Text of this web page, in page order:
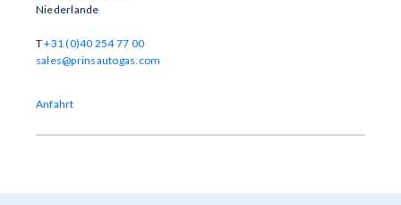
Niederlande
T+31 (0)40 254 77 00
sales@prinsautogas.com
Anfahrt